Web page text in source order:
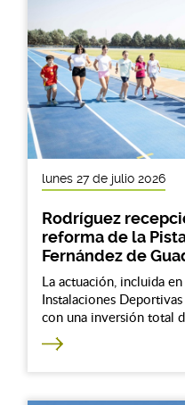
lunes 27 de julio 2026
Rodríguez
reforma de la
Fernández de
La actuación, incluida
Instalaciones
con una inversión total